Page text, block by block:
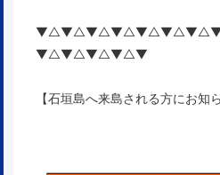
▼△▼△▼△▼△▼
【石垣島へ来島される方にお知ら